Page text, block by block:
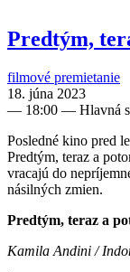
Predtým,
filmové premietanie
18. júna 2023
— 18:00 — Hlavná
Posledné kino pred
Predtým, teraz a
vracajú do
násilných zmien.
Predtým, teraz a
Kamila Andini /